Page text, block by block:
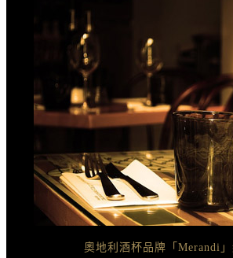
奧地利酒杯品牌「Merandi